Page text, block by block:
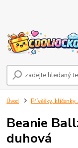
Úvod Přívěšky,
Beanie
duhová